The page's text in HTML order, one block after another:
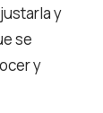
y
se
y